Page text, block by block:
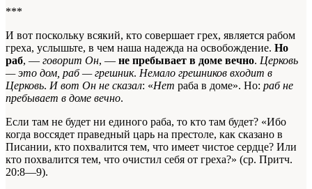
***
И вот поскольку всякий, кто совершает грех, является рабом
греха, услышьте, в чем наша надежда на освобождение. Но
раб, — говорит Он, — не пребывает в доме вечно. Церковь
— это дом, раб — грешник. Немало грешников входит в
Церковь. И вот Он не сказал: «Нет раба в доме». Но: раб не
пребывает в доме вечно.
Если там не будет ни единого раба, то кто там будет? «Ибо
когда воссядет праведный царь на престоле, как сказано в
Писании, кто похвалится тем, что имеет чистое сердце? Или
кто похвалится тем, что очистил себя от греха?» (ср. Притч.
20:8—9).